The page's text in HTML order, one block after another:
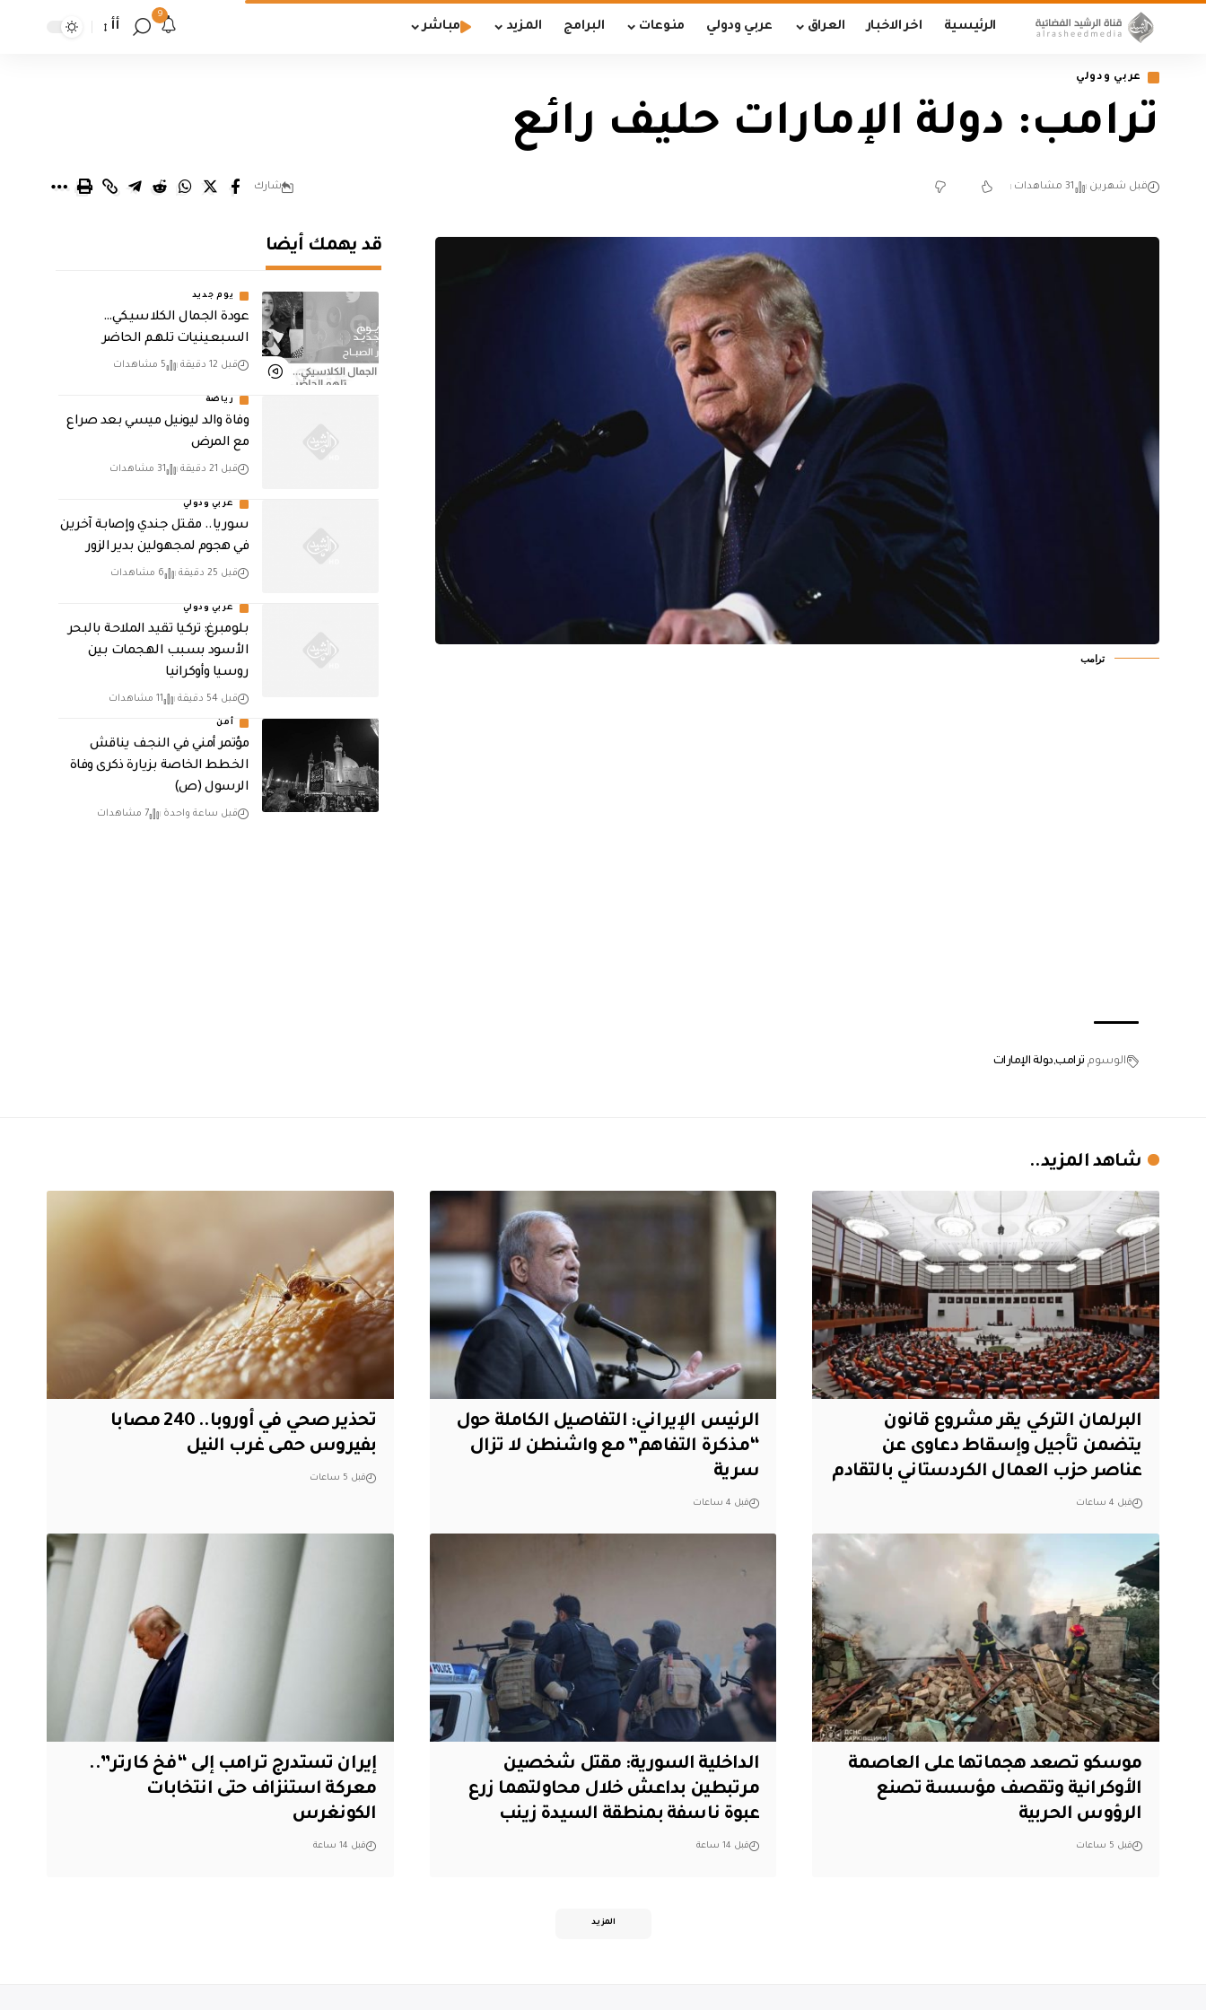
الرئيسية اخر الاخبار العراق عربي ودولي منوعات البرامج المزيد مباشر
9
أأ
عربي ودولي
ترامب: دولة الإمارات حليف رائع
قبل شهرين 31 مشاهدات شارك
ترامب
الوسوم ترامب دولة الإمارات
قد يهمك أيضا
يوم جديد
عودة الجمال الكلاسيكي…
السبعينيات تلهم الحاضر
قبل 12 دقيقة 5 مشاهدات
رياضة
وفاة والد ليونيل ميسي بعد صراع
مع المرض
قبل 21 دقيقة 31 مشاهدات
عربي ودولي
سوريا.. مقتل جندي وإصابة آخرين
في هجوم لمجهولين بدير الزور
قبل 25 دقيقة 6 مشاهدات
عربي ودولي
بلومبرغ: تركيا تقيد الملاحة بالبحر
الأسود بسبب الهجمات بين
روسيا وأوكرانيا
قبل 54 دقيقة 11 مشاهدات
أمن
مؤتمر أمني في النجف يناقش
الخطط الخاصة بزيارة ذكرى وفاة
الرسول (ص)
قبل ساعة واحدة 7 مشاهدات
شاهد المزيد..
البرلمان التركي يقر مشروع قانون
يتضمن تأجيل وإسقاط دعاوى عن
عناصر حزب العمال الكردستاني بالتقادم
قبل 4 ساعات
الرئيس الإيراني: التفاصيل الكاملة حول
“مذكرة التفاهم” مع واشنطن لا تزال
سرية
قبل 4 ساعات
تحذير صحي في أوروبا.. 240 مصابا
بفيروس حمى غرب النيل
قبل 5 ساعات
موسكو تصعد هجماتها على العاصمة
الأوكرانية وتقصف مؤسسة تصنع
الرؤوس الحربية
قبل 5 ساعات
الداخلية السورية: مقتل شخصين
مرتبطين بداعش خلال محاولتهما زرع
عبوة ناسفة بمنطقة السيدة زينب
قبل 14 ساعة
إيران تستدرج ترامب إلى “فخ كارتر”..
معركة استنزاف حتى انتخابات
الكونغرس
قبل 14 ساعة
المزيد